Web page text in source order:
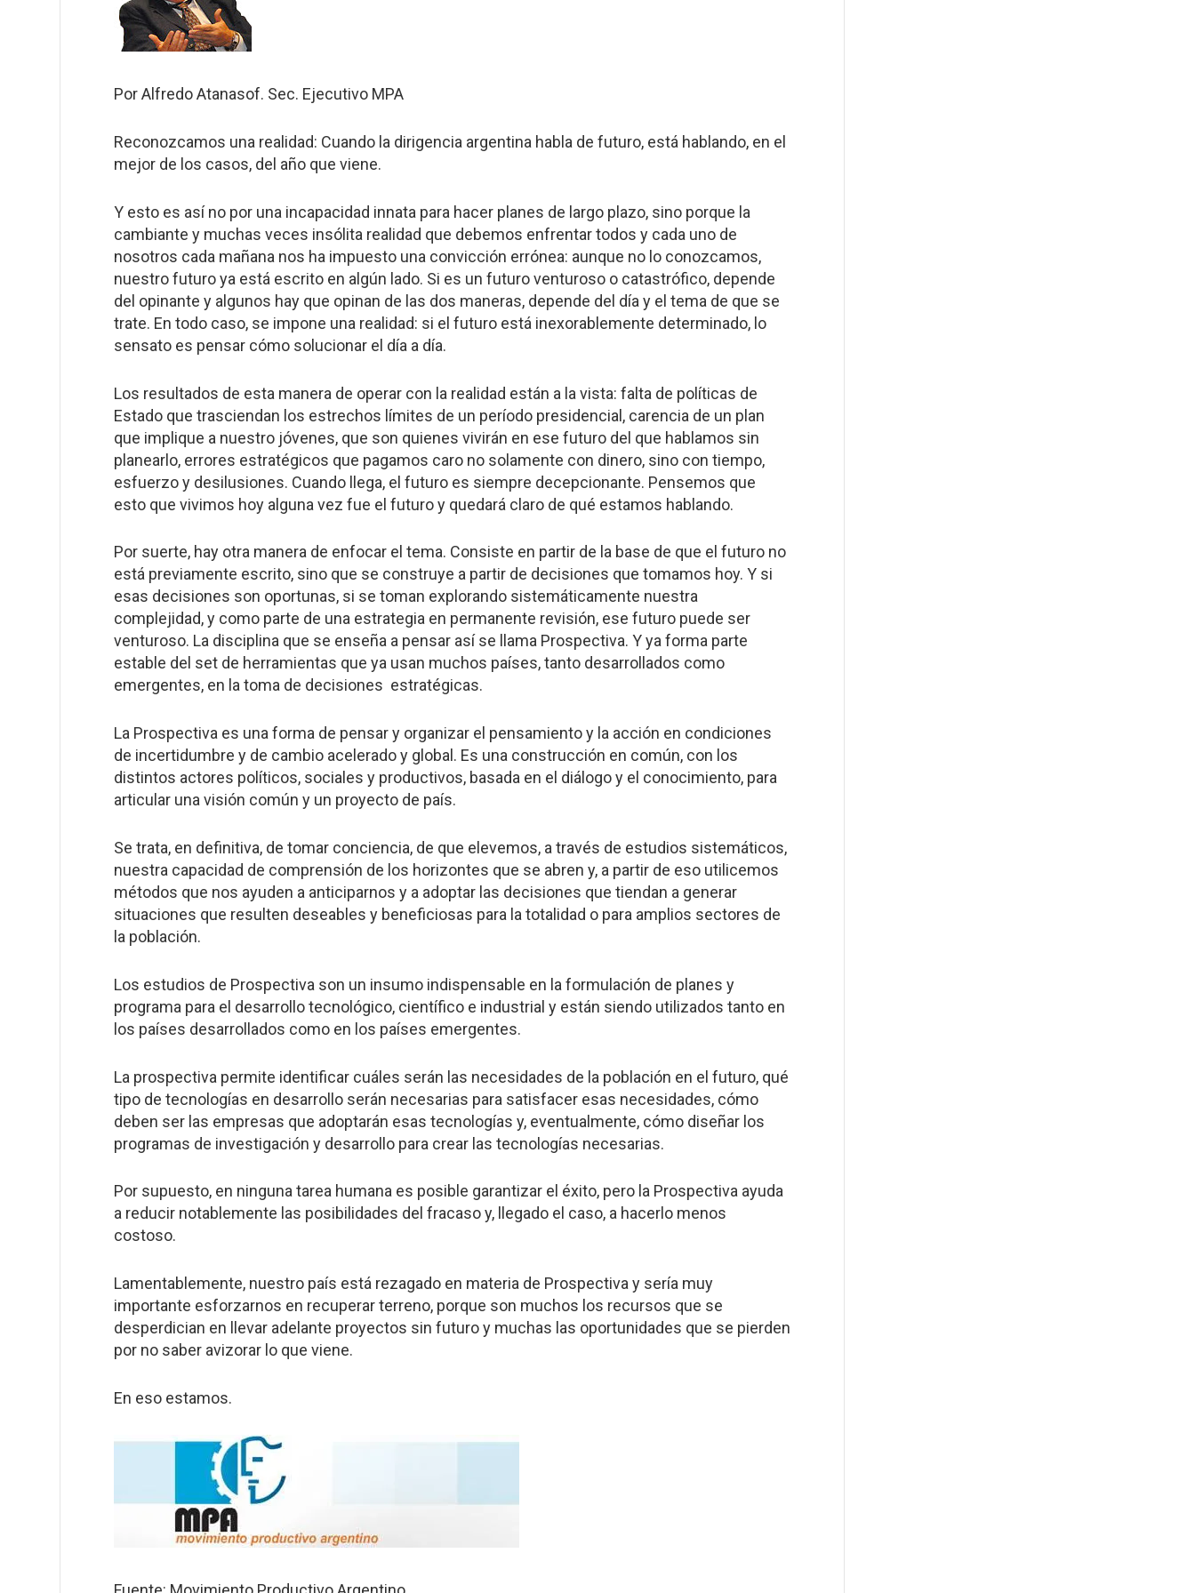
Por Alfredo Atanasof. Sec. Ejecutivo MPA
Reconozcamos una realidad: Cuando la dirigencia argentina habla de futuro, está hablando, en el
mejor de los casos, del año que viene.
Y esto es así no por una incapacidad innata para hacer planes de largo plazo, sino porque la
cambiante y muchas veces insólita realidad que debemos enfrentar todos y cada uno de
nosotros cada mañana nos ha impuesto una convicción errónea: aunque no lo conozcamos,
nuestro futuro ya está escrito en algún lado. Si es un futuro venturoso o catastrófico, depende
del opinante y algunos hay que opinan de las dos maneras, depende del día y el tema de que se
trate. En todo caso, se impone una realidad: si el futuro está inexorablemente determinado, lo
sensato es pensar cómo solucionar el día a día.
Los resultados de esta manera de operar con la realidad están a la vista: falta de políticas de
Estado que trasciendan los estrechos límites de un período presidencial, carencia de un plan
que implique a nuestro jóvenes, que son quienes vivirán en ese futuro del que hablamos sin
planearlo, errores estratégicos que pagamos caro no solamente con dinero, sino con tiempo,
esfuerzo y desilusiones. Cuando llega, el futuro es siempre decepcionante. Pensemos que
esto que vivimos hoy alguna vez fue el futuro y quedará claro de qué estamos hablando.
Por suerte, hay otra manera de enfocar el tema. Consiste en partir de la base de que el futuro no
está previamente escrito, sino que se construye a partir de decisiones que tomamos hoy. Y si
esas decisiones son oportunas, si se toman explorando sistemáticamente nuestra
complejidad, y como parte de una estrategia en permanente revisión, ese futuro puede ser
venturoso. La disciplina que se enseña a pensar así se llama Prospectiva. Y ya forma parte
estable del set de herramientas que ya usan muchos países, tanto desarrollados como
emergentes, en la toma de decisiones estratégicas.
La Prospectiva es una forma de pensar y organizar el pensamiento y la acción en condiciones
de incertidumbre y de cambio acelerado y global. Es una construcción en común, con los
distintos actores políticos, sociales y productivos, basada en el diálogo y el conocimiento, para
articular una visión común y un proyecto de país.
Se trata, en definitiva, de tomar conciencia, de que elevemos, a través de estudios sistemáticos,
nuestra capacidad de comprensión de los horizontes que se abren y, a partir de eso utilicemos
métodos que nos ayuden a anticiparnos y a adoptar las decisiones que tiendan a generar
situaciones que resulten deseables y beneficiosas para la totalidad o para amplios sectores de
la población.
Los estudios de Prospectiva son un insumo indispensable en la formulación de planes y
programa para el desarrollo tecnológico, científico e industrial y están siendo utilizados tanto en
los países desarrollados como en los países emergentes.
La prospectiva permite identificar cuáles serán las necesidades de la población en el futuro, qué
tipo de tecnologías en desarrollo serán necesarias para satisfacer esas necesidades, cómo
deben ser las empresas que adoptarán esas tecnologías y, eventualmente, cómo diseñar los
programas de investigación y desarrollo para crear las tecnologías necesarias.
Por supuesto, en ninguna tarea humana es posible garantizar el éxito, pero la Prospectiva ayuda
a reducir notablemente las posibilidades del fracaso y, llegado el caso, a hacerlo menos
costoso.
Lamentablemente, nuestro país está rezagado en materia de Prospectiva y sería muy
importante esforzarnos en recuperar terreno, porque son muchos los recursos que se
desperdician en llevar adelante proyectos sin futuro y muchas las oportunidades que se pierden
por no saber avizorar lo que viene.
En eso estamos.